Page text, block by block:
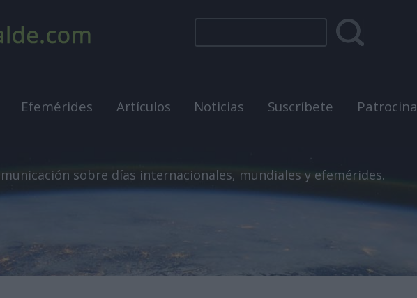
Efemérides Artículos Noticias Suscríbete Patrocina
sobre días internacionales, mundiales y efemérides.